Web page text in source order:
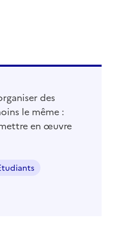
des
le même :
en œuvre